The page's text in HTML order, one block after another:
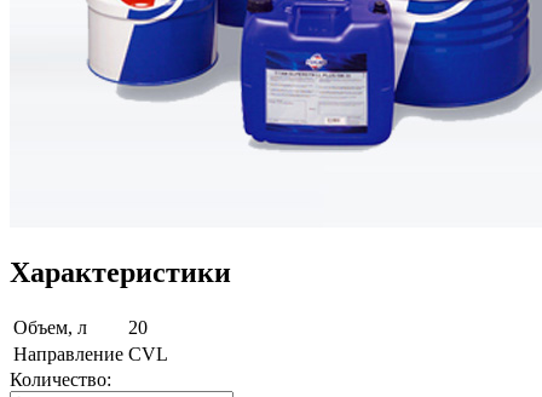
Характеристики
Объем, л
20
Направление CVL
Количество: